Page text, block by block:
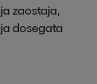
zaostaja,
dosegata